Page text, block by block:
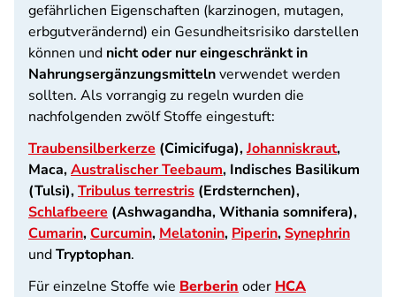
gefährlichen Eigenschaften (karzinogen, mutagen,
erbgutverändernd) ein Gesundheitsrisiko darstellen
können und nicht oder nur eingeschränkt in
Nahrungsergänzungsmittelnverwendet werden
sollten. Als vorrangig zu regeln wurden die
nachfolgenden zwölf Stoffe eingestuft:
Traubensilberkerze (Cimicifuga),Johanniskraut,
Maca,Australischer Teebaum, Indisches Basilikum
(Tulsi),Tribulus terrestris (Erdsternchen),
Schlafbeere (Ashwagandha, Withania somnifera),
Cumarin,Curcumin, Melatonin, Piperin,Synephrin
undTryptophan.
Für einzelne Stoffe wie Berberin oder HCA